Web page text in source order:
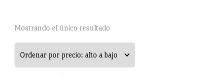
Mostrando el único resultado